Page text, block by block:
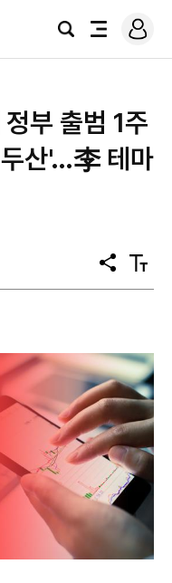
검
전
로
그
부 출범 1주
두산'…李 테마
공
유
텍
스